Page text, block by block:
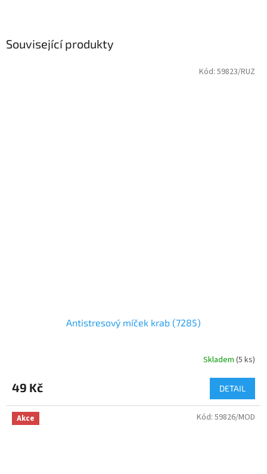
Související produkty
Antistresový míček krab (7285)
Skladem (5 ks)
49 Kč DETAIL
Kód: 59823/RUZ
Akce Kód: 59826/MOD